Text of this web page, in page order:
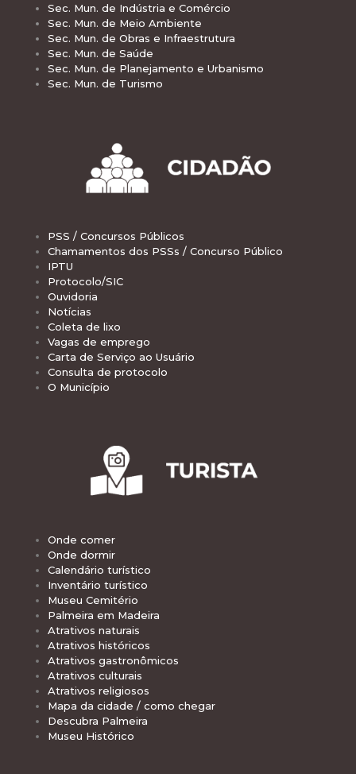
Sec. Mun. de Indústria e Comércio
Sec. Mun. de Meio Ambiente
Sec. Mun. de Obras e Infraestrutura
Sec. Mun. de Saúde
Sec. Mun. de Planejamento e Urbanismo
Sec. Mun. de Turismo
PSS / Concursos Públicos
Chamamentos dos PSSs / Concurso Público
IPTU
Protocolo/SIC
Ouvidoria
Notícias
Coleta de lixo
Vagas de emprego
Carta de Serviço ao Usuário
Consulta de protocolo
O Município
Onde comer
Onde dormir
Calendário turístico
Inventário turístico
Museu Cemitério
Palmeira em Madeira
Atrativos naturais
Atrativos históricos
Atrativos gastronômicos
Atrativos culturais
Atrativos religiosos
Mapa da cidade / como chegar
Descubra Palmeira
Museu Histórico